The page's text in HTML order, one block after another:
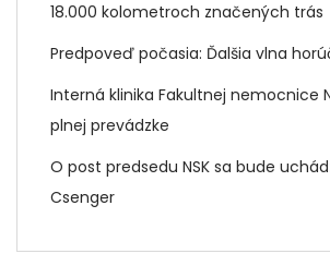
18.000 kolometroch značených trás
Predpoveď počasia: Ďalšia vlna
Interná klinika Fakultnej nemocnice
plnej prevádzke
O post predsedu NSK sa bude
Csenger